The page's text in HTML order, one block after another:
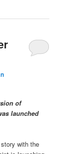
of
launched
with the